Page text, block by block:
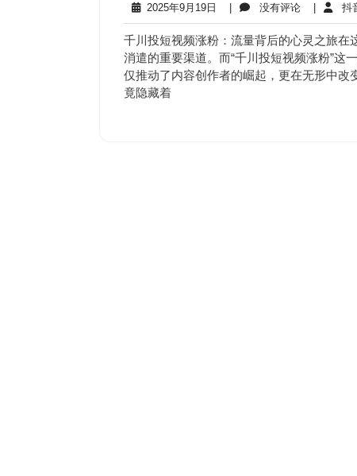
2025年9月19日
2025
年
9
月
19
日
没有评论没
有
评
论
抖
千川投短视频涨粉：流量背后的心灵之旅
消遣的重要渠道。而“千川投短视频涨粉”这
仅推动了内容创作者的崛起，更在无形中
竟隐藏着